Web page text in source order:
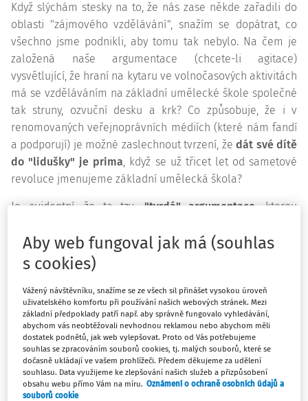
Když slýchám stesky na to, že nás zase někde zařadili do
oblasti "zájmového vzdělávání", snažím se dopátrat, co
všechno jsme podnikli, aby tomu tak nebylo. Na čem je
založená naše argumentace (chcete-li agitace)
vysvětlující, že hraní na kytaru ve volnočasových aktivitách
má se vzděláváním na základní umělecké škole společné
tak struny, ozvuční desku a krk? Co způsobuje, že i v
renomovaných veřejnoprávních médiích (které nám fandí
a podporují) je možné zaslechnout tvrzení, žedát své dítě
do "lidušky" je prima, když se už třicet let od sametové
revoluce jmenujeme základní umělecká škola?
Je evidentní, že ta tzv. "tvrdá" argumentace , kterou
věc řeší, jsou mnozí ředitelé již oprávněně rozhořčeni),
nefunguje. Odkazovat se na vysvědčení, učební plány, ŠVP
a z toho plynoucí povinnosti (např. navštěvovat všechny
předměty uvedené ve studijním zaměření) se ukazuje jako
nefungující.
Přesto "tvrdou" argumentaci sále dokola používáme a
opakujeme. Ale sdělování, že kvalita výuky na naší škole je
pravidelně kontrolována Českou školní inspekcí, že učitelé
jsou plně kvalifikovaní odborníci apod., má pro rodiče asi
Aby web fungoval jak má (souhlas
s cookies)
Vážený návštěvníku, snažíme se ze všech sil přinášet vysokou úroveň
uživatelského komfortu při používání našich webových stránek. Mezi
základní předpoklady patří např. aby správně fungovalo vyhledávání,
abychom vás neobtěžovali nevhodnou reklamou nebo abychom měli
dostatek podnětů, jak web vylepšovat. Proto od Vás potřebujeme
souhlas se zpracováním souborů cookies, tj. malých souborů, které se
dočasně ukládají ve vašem prohlížeči. Předem děkujeme za udělení
souhlasu. Data využijeme ke zlepšování našich služeb a přizpůsobení
obsahu webu přímo Vám na míru. Oznámení o ochraně osobních údajů a
souborů cookie